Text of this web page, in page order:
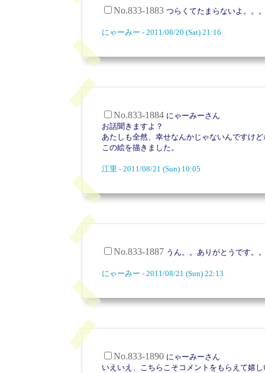
No.833-1883 つらくてたまらないよ。。
にゃーみー - 2011/08/20 (Sat) 21:16
No.833-1884 にゃーみーさん
お話聞きますよ？
あたしも全然、幸せなんかじゃないんですけ
この絵を描きました。
江里 - 2011/08/21 (Sun) 10:05
No.833-1887 うん。。ありがとうです。
にゃーみー - 2011/08/21 (Sun) 22:13
No.833-1890 にゃーみーさん
いえいえ、こちらこそコメントをもらえて嬉